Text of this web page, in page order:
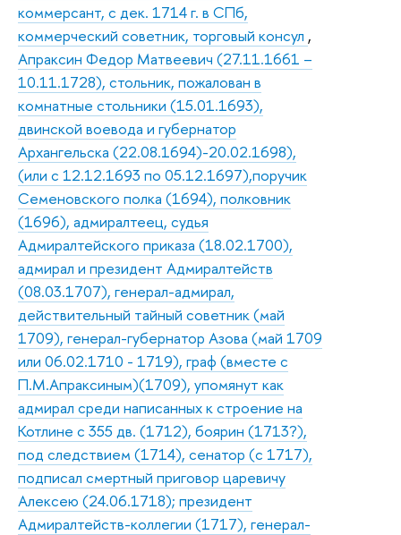
коммерсант, с дек. 1714 г. в СПб,
коммерческий советник, торговый консул ,
Апраксин Федор Матвеевич (27.11.1661 –
10.11.1728), стольник, пожалован в
комнатные стольники (15.01.1693),
двинской воевода и губернатор
Архангельска (22.08.1694)-20.02.1698),
(или с 12.12.1693 по 05.12.1697),поручик
Семеновского полка (1694), полковник
(1696), адмиралтеец, судья
Адмиралтейского приказа (18.02.1700),
адмирал и президент Адмиралтейств
(08.03.1707), генерал-адмирал,
действительный тайный советник (май
1709), генерал-губернатор Азова (май 1709
или 06.02.1710 - 1719), граф (вместе с
П.М.Апраксиным)(1709), упомянут как
адмирал среди написанных к строение на
Котлине с 355 дв. (1712), боярин (1713?),
под следствием (1714), сенатор (с 1717),
подписал смертный приговор царевичу
Алексею (24.06.1718); президент
Адмиралтейств-коллегии (1717), генерал-